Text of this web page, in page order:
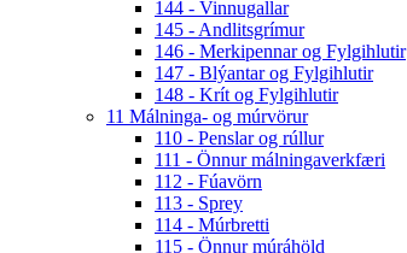
144 - Vinnugallar
145 - Andlitsgrímur
146 - Merkipennar og Fylgihlutir
147 - Blýantar og Fylgihlutir
148 - Krít og Fylgihlutir
11 Málninga- og múrvörur
110 - Penslar og rúllur
111 - Önnur málningaverkfæri
112 - Fúavörn
113 - Sprey
114 - Múrbretti
115 - Önnur múráhöld